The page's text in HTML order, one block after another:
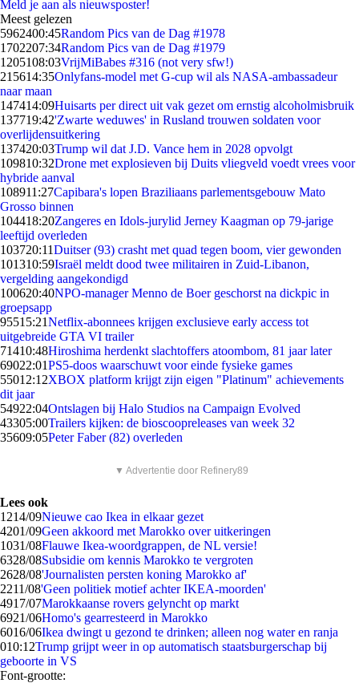
Meld je aan als nieuwsposter!
Meest gelezen
5962400:45Random Pics van de Dag #1978
1702207:34Random Pics van de Dag #1979
1205108:03VrijMiBabes #316 (not very sfw!)
215614:35Onlyfans-model met G-cup wil als NASA-ambassadeur
naar maan
147414:09Huisarts per direct uit vak gezet om ernstig alcoholmisbruik
137719:42'Zwarte weduwes' in Rusland trouwen soldaten voor
overlijdensuitkering
137420:03Trump wil dat J.D. Vance hem in 2028 opvolgt
109810:32Drone met explosieven bij Duits vliegveld voedt vrees voor
hybride aanval
108911:27Capibara's lopen Braziliaans parlementsgebouw Mato
Grosso binnen
104418:20Zangeres en Idols-jurylid Jerney Kaagman op 79-jarige
leeftijd overleden
103720:11Duitser (93) crasht met quad tegen boom, vier gewonden
101310:59Israël meldt dood twee militairen in Zuid-Libanon,
vergelding aangekondigd
100620:40NPO-manager Menno de Boer geschorst na dickpic in
groepsapp
95515:21Netflix-abonnees krijgen exclusieve early access tot
uitgebreide GTA VI trailer
71410:48Hiroshima herdenkt slachtoffers atoombom, 81 jaar later
69022:01PS5-doos waarschuwt voor einde fysieke games
55012:12XBOX platform krijgt zijn eigen "Platinum" achievements
dit jaar
54922:04Ontslagen bij Halo Studios na Campaign Evolved
43305:00Trailers kijken: de bioscoopreleases van week 32
35609:05Peter Faber (82) overleden
▼ Advertentie door Refinery89
Lees ook
1214/09Nieuwe cao Ikea in elkaar gezet
4201/09Geen akkoord met Marokko over uitkeringen
1031/08Flauwe Ikea-woordgrappen, de NL versie!
6328/08Subsidie om kennis Marokko te vergroten
2628/08'Journalisten persten koning Marokko af'
2211/08'Geen politiek motief achter IKEA-moorden'
4917/07Marokkaanse rovers gelyncht op markt
6921/06Homo's gearresteerd in Marokko
6016/06Ikea dwingt u gezond te drinken; alleen nog water en ranja
010:12Trump grijpt weer in op automatisch staatsburgerschap bij
geboorte in VS
Font-grootte: